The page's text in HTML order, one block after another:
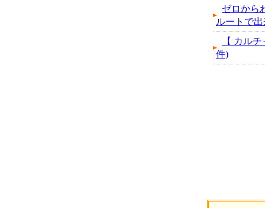
ゼロから
ルートで
【 カル
件)